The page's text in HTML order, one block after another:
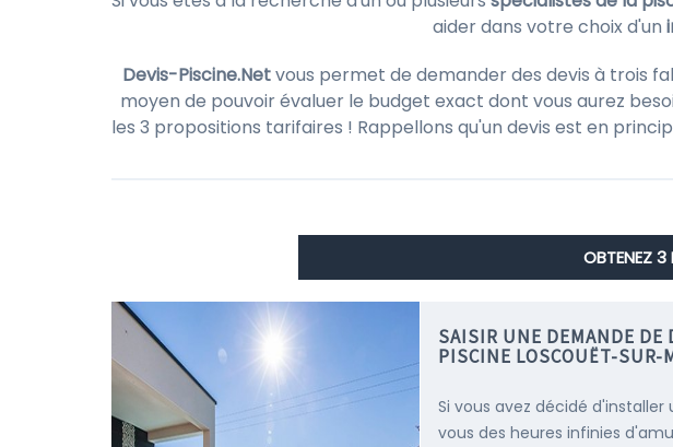
aider dans votre choix d'un
Devis-Piscine.Netvous permet de demander des devis à trois
moyen de pouvoir évaluer le budget exact dont vous aurez
les 3 propositions tarifaires ! Rappellons qu'un devis est en
OBTENEZ 3
SAISIR UNE DEMANDE
PISCINE LOSCOUËT-SUR-
Si vous avez décidé d'installer
vous des heures infinies